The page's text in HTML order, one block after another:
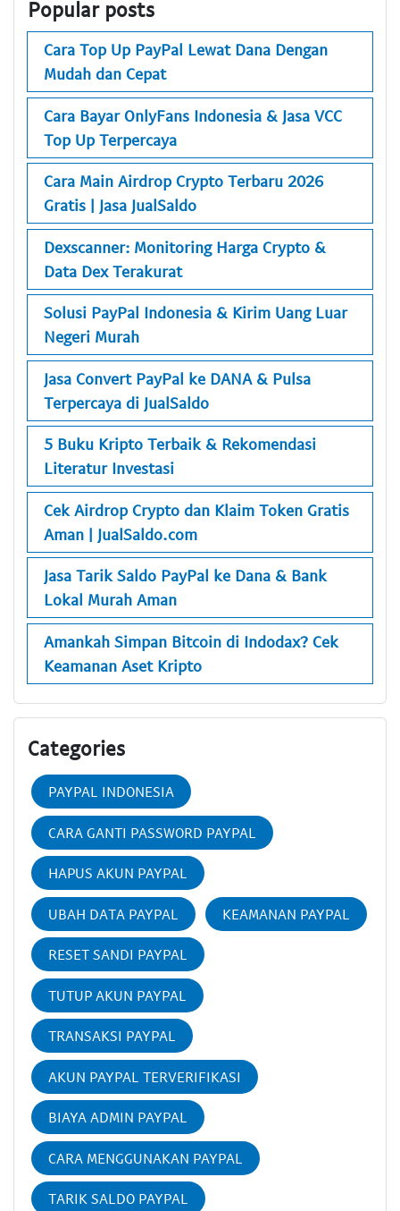
Popular posts
Cara Top Up PayPal Lewat Dana Dengan
Mudah dan Cepat
Cara Bayar OnlyFans Indonesia & Jasa VCC
Top Up Terpercaya
Cara Main Airdrop Crypto Terbaru 2026
Gratis | Jasa JualSaldo
Dexscanner: Monitoring Harga Crypto &
Data Dex Terakurat
Solusi PayPal Indonesia & Kirim Uang Luar
Negeri Murah
Jasa Convert PayPal ke DANA & Pulsa
Terpercaya di JualSaldo
5 Buku Kripto Terbaik & Rekomendasi
Literatur Investasi
Cek Airdrop Crypto dan Klaim Token Gratis
Aman | JualSaldo.com
Jasa Tarik Saldo PayPal ke Dana & Bank
Lokal Murah Aman
Amankah Simpan Bitcoin di Indodax? Cek
Keamanan Aset Kripto
Categories
PAYPAL INDONESIA
CARA GANTI PASSWORD PAYPAL
HAPUS AKUN PAYPAL
UBAH DATA PAYPAL KEAMANAN PAYPAL
RESET SANDI PAYPAL
TUTUP AKUN PAYPAL
TRANSAKSI PAYPAL
AKUN PAYPAL TERVERIFIKASI
BIAYA ADMIN PAYPAL
CARA MENGGUNAKAN PAYPAL
TARIK SALDO PAYPAL